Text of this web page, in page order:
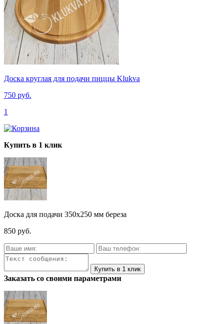
Доска круглая для подачи пиццы Klukva
750 руб.
1
Купить в 1 клик
Доска для подачи 350х250 мм береза
850 руб.
Заказать со своими параметрами